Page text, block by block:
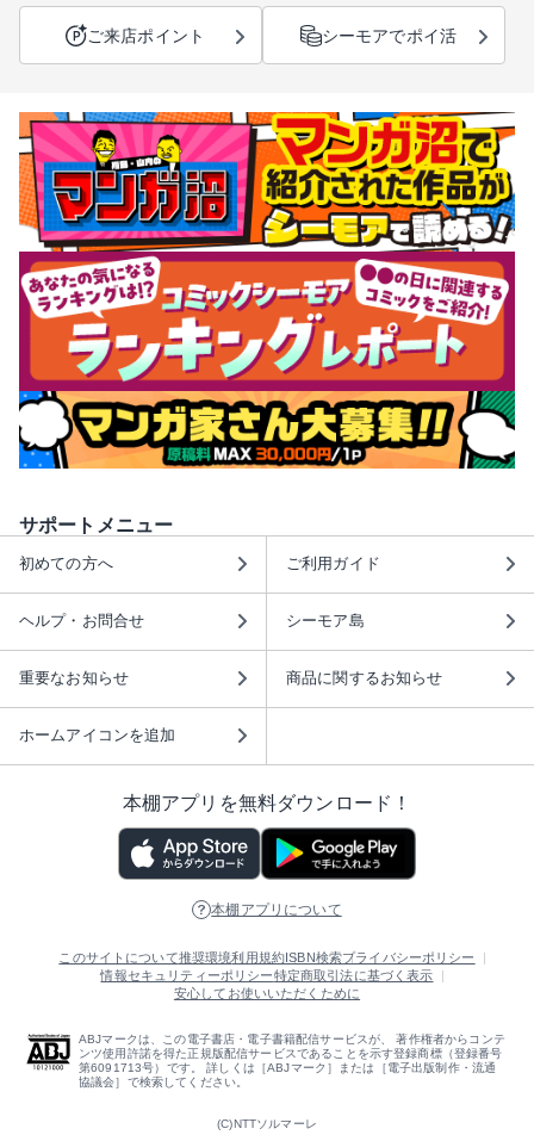
ご来店ポイント シーモアでポイ活
サポートメニュー
初めての方へ ご利用ガイド
ヘルプ・お問合せ シーモア島
重要なお知らせ 商品に関するお知らせ
ホームアイコンを追加
本棚アプリを無料ダウンロード！
本棚アプリについて
このサイトについて推奨環境利用規約ISBN検索プライバシーポリシー
情報セキュリティーポリシー特定商取引法に基づく表示
安心してお使いいただくために
ABJマークは、この電子書店・電子書籍配信サービスが、 著作権者からコンテ
ンツ使用許諾を得た正規版配信サービスであることを示す登録商標（登録番号
第6091713号）です。 詳しくは［ABJマーク］または［電子出版制作・流通
協議会］で検索してください。
(C)NTTソルマーレ